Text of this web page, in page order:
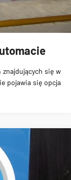
znajdujących się w
pojawia się opcja